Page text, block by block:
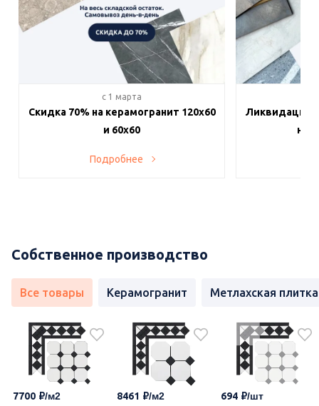
c 1 марта
Скидка 70% на керамогранит 120х60
и 60х60
Подробнее
Ликвидация
на
Собственное производство
Все товары Керамогранит Метлахская плитка
7700 8461 694